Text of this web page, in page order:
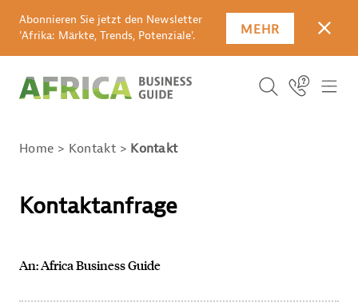
Abonnieren Sie jetzt den Newsletter
'Afrika: Märkte, Trends, Potenziale'.
MEHR
ICON
Suchbegriff
SUCHEN
Icon Link
Home Kontakt Kontakt
Kontaktanfrage
An: Africa Business Guide